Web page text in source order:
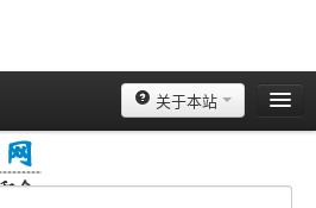
关于本站